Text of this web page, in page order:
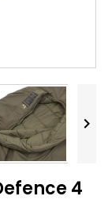

4